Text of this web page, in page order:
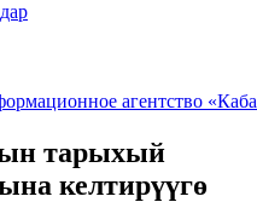
тарыхый
келтирүүгө